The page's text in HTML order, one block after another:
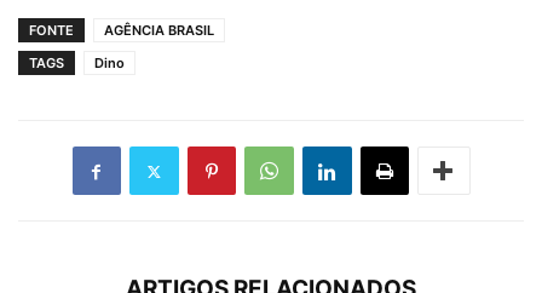
FONTE
AGÊNCIA BRASIL
TAGS
Dino